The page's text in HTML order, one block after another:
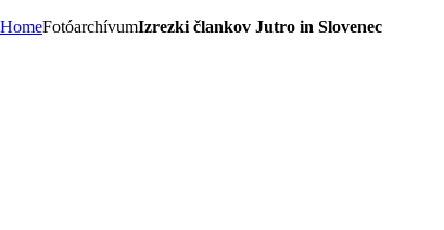
HomeFotóarchívumIzrezki člankov Jutro in Slovenec